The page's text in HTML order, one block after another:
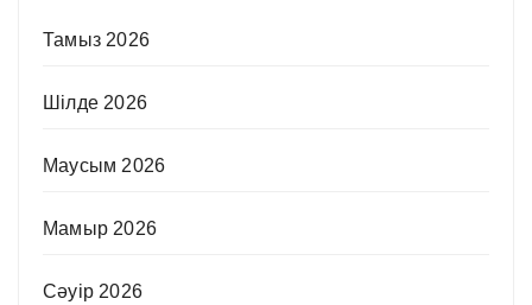
Тамыз 2026
Шілде 2026
Маусым 2026
Мамыр 2026
Сәуір 2026